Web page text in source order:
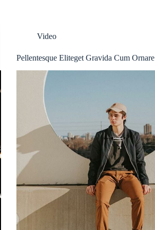
Video
Pellentesque Eliteget Gravida Cum Ornare